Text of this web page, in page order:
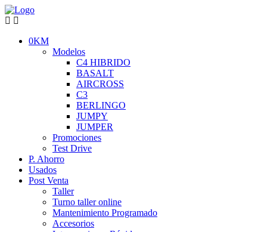
0KM
Modelos
C4 HIBRIDO
BASALT
AIRCROSS
C3
BERLINGO
JUMPY
JUMPER
Promociones
Test Drive
P. Ahorro
Usados
Post Venta
Taller
Turno taller online
Mantenimiento Programado
Accesorios